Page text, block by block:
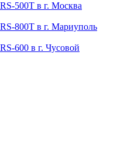
500T в г. Москва
800T в г. Мариуполь
600 в г. Чусовой